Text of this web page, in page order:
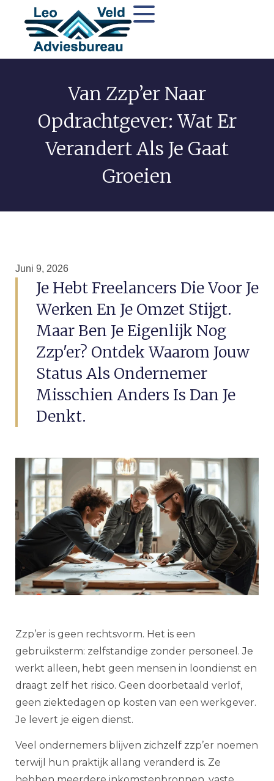
Van Zzp’er Naar
Opdrachtgever: Wat Er
Verandert Als Je Gaat
Groeien
Juni 9, 2026
Je Hebt Freelancers Die Voor Je
Werken En Je Omzet Stijgt.
Maar Ben Je Eigenlijk Nog
Zzp'er? Ontdek Waarom Jouw
Status Als Ondernemer
Misschien Anders Is Dan Je
Denkt.
Zzp’er is geen rechtsvorm. Het is een
gebruiksterm: zelfstandige zonder personeel. Je
werkt alleen, hebt geen mensen in loondienst en
draagt zelf het risico. Geen doorbetaald verlof,
geen ziektedagen op kosten van een werkgever.
Je levert je eigen dienst.
Veel ondernemers blijven zichzelf zzp’er noemen
terwijl hun praktijk allang veranderd is. Ze